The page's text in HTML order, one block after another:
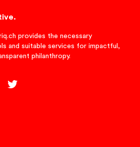
provides the necessary
and suitable services for impactful,
philanthropy.